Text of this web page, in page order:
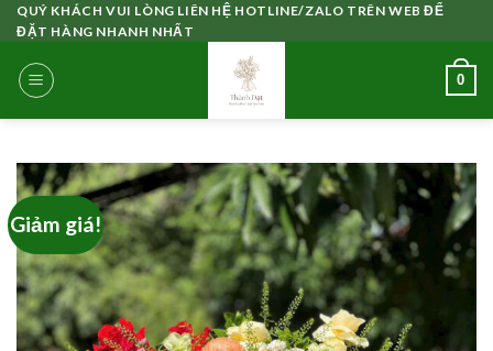
Skip
to
content
QUÝ KHÁCH VUI LÒNG LIÊN HỆ HOTLINE/ZALO TRÊN WEB ĐỂ
ĐẶT HÀNG NHANH NHẤT
0
Giảm giá!